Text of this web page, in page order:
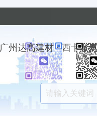
广州达高建材 · 西卡聚